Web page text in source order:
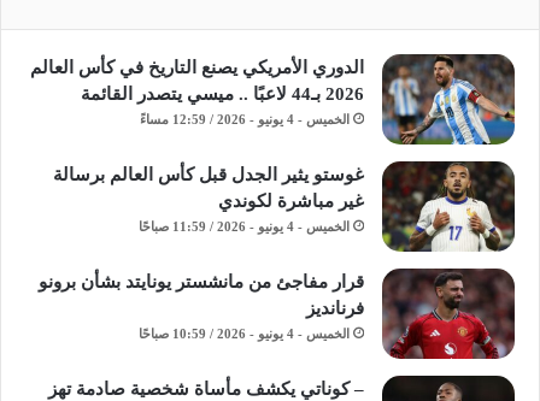
الدوري الأمريكي يصنع التاريخ في كأس العالم
2026 بـ44 لاعبًا .. ميسي يتصدر القائمة
الخميس - 4 يونيو - 2026 / 12:59 مساءً
غوستو يثير الجدل قبل كأس العالم برسالة
غير مباشرة لكوندي
الخميس - 4 يونيو - 2026 / 11:59 صباحًا
قرار مفاجئ من مانشستر يونايتد بشأن برونو
فرنانديز
الخميس - 4 يونيو - 2026 / 10:59 صباحًا
– كوناتي يكشف مأساة شخصية صادمة تهز